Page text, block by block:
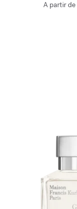
A partir de